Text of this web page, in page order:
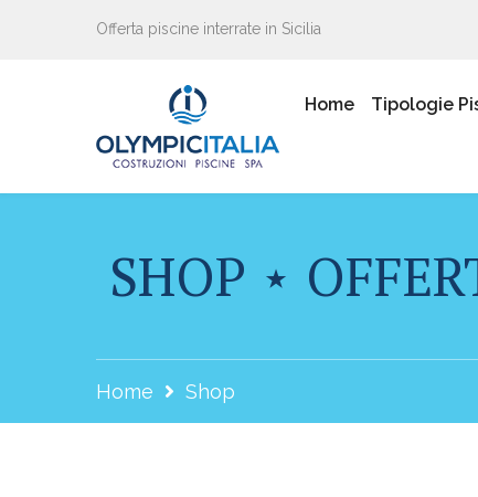
Offerta piscine interrate in Sicilia
Home Tipologie
SHOP ⋆
Home Shop